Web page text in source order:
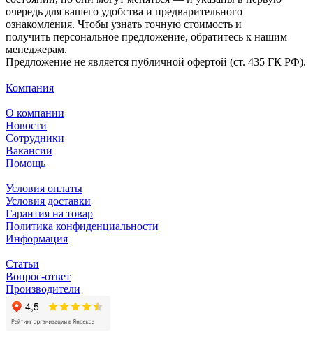
очередь для вашего удобства и предварительного
ознакомления. Чтобы узнать точную стоимость и
получить персональное предложение, обратитесь к нашим
менеджерам.
Предложение не является публичной офертой (ст. 435 ГК РФ).
Компания
О компании
Новости
Сотрудники
Вакансии
Помощь
Условия оплаты
Условия доставки
Гарантия на товар
Политика конфиденциальности
Информация
Статьи
Вопрос-ответ
Производители